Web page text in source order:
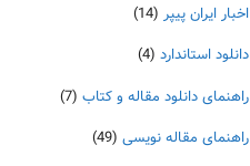
اخبار ایران پیپر (14)
دانلود استاندارد (4)
راهنمای دانلود مقاله و کتاب (7)
راهنمای مقاله نویسی (49)